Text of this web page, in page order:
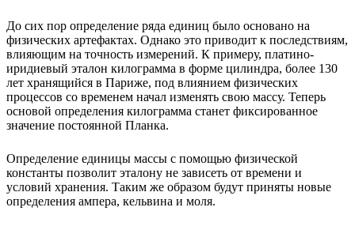
До сих пор определение ряда единиц было основано на
физических артефактах. Однако это приводит к последствиям,
влияющим на точность измерений. К примеру, платино-
иридиевый эталон килограмма в форме цилиндра, более 130
лет хранящийся в Париже, под влиянием физических
процессов со временем начал изменять свою массу. Теперь
основой определения килограмма станет фиксированное
значение постоянной Планка.
Определение единицы массы с помощью физической
константы позволит эталону не зависеть от времени и
условий хранения. Таким же образом будут приняты новые
определения ампера, кельвина и моля.